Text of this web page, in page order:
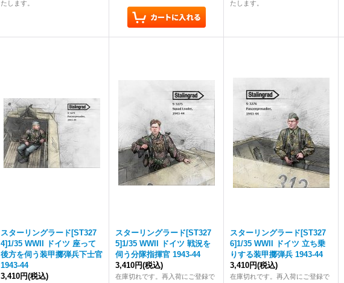
たします。
たします。
スターリングラード[ST327
4]1/35 WWII ドイツ 座って
後方を伺う装甲擲弾兵下士官
1943-44
3,410円(税込)
スターリングラード[ST327
5]1/35 WWII ドイツ 戦況を
伺う分隊指揮官 1943-44
3,410円(税込)
在庫切れです。再入荷にご登録で
スターリングラード[ST327
6]1/35 WWII ドイツ 立ち乗
りする装甲擲弾兵 1943-44
3,410円(税込)
在庫切れです。再入荷にご登録で